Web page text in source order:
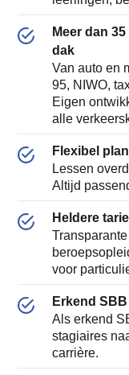
Meer dan
dak
Van auto en
95, NIWO,
Eigen
alle
Flexibel
Lessen
Altijd
Heldere
voor
Erkend
Als erkend
stagiaires
carrière.